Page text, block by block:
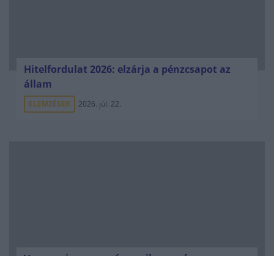
Hitelfordulat 2026: elzárja a pénzcsapot az
állam
ELEMZÉSEK 2026. júl. 22.